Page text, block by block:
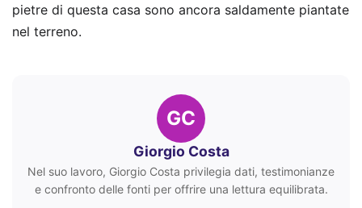
pietre di questa casa sono ancora saldamente piantate
nel terreno.
GC
Giorgio Costa
Nel suo lavoro, Giorgio Costa privilegia dati, testimonianze
e confronto delle fonti per offrire una lettura equilibrata.